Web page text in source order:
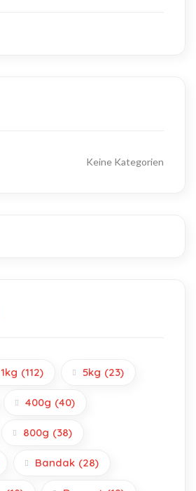
Keine Kategorien
1kg (112) 5kg (23)
400g (40)
800g (38)
Bandak (28)